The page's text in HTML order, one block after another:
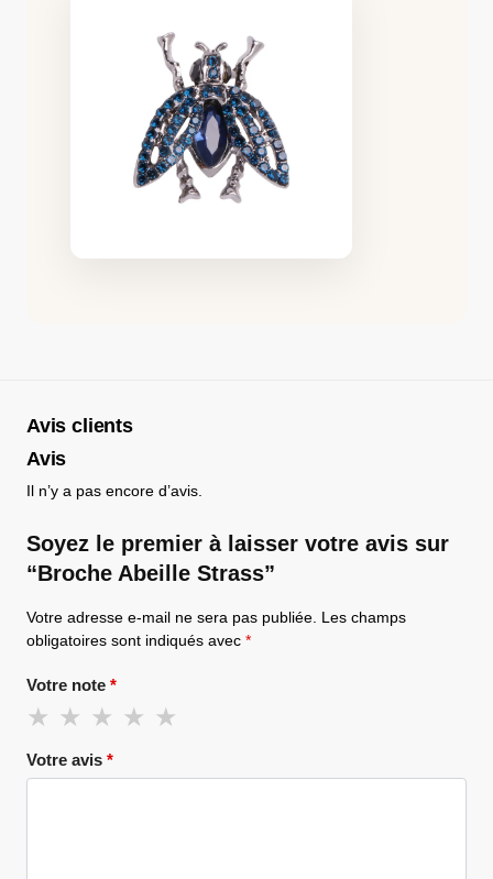
Avis clients
Avis
Il n’y a pas encore d’avis.
Soyez le premier à laisser votre avis sur
“Broche Abeille Strass​”
Votre adresse e-mail ne sera pas publiée. Les champs
obligatoires sont indiqués avec *
Votre note *
Votre avis *